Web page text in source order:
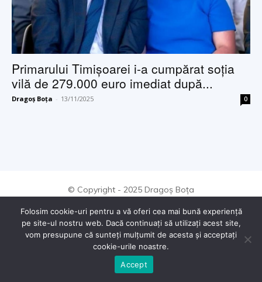
Primarului Timișoarei i-a cumpărat soția
vilă de 279.000 euro imediat după...
Dragoș Boța - 13/11/2025 0
© Copyright - 2025 Dragoș Boța
Folosim cookie-uri pentru a vă oferi cea mai bună experiență
pe site-ul nostru web. Dacă continuați să utilizați acest site,
vom presupune că sunteți mulțumit de acesta și acceptați
cookie-urile noastre.
Accept